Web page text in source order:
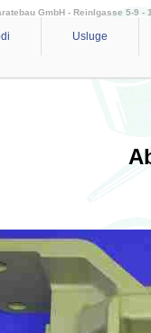
GmbH - Reinlgasse 5-9
Usluge